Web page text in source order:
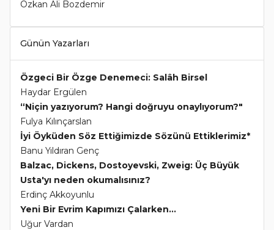
Özkan Ali Bozdemir
Günün Yazarları
Özgeci Bir Özge Denemeci: Salâh Birsel
Haydar Ergülen
“Niçin yazıyorum? Hangi doğruyu onaylıyorum?"
Fulya Kılınçarslan
İyi Öyküden Söz Ettiğimizde Sözünü Ettiklerimiz*
Banu Yıldıran Genç
Balzac, Dickens, Dostoyevski, Zweig: Üç Büyük
Usta'yı neden okumalısınız?
Erdinç Akkoyunlu
Yeni Bir Evrim Kapımızı Çalarken...
Uğur Vardan